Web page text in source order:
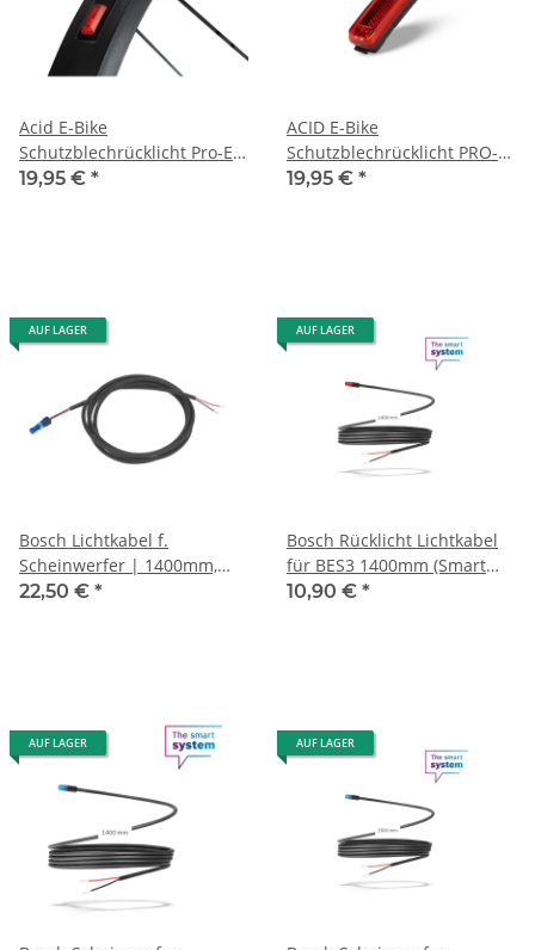
Acid E-Bike
Schutzblechrücklicht Pro-E
(12V) black BES2 altes
19,95 € *
ACID E-Bike
Schutzblechrücklicht PRO-E
SIC Brake BES3 black
19,95 € *
AUF LAGER
Bosch Lichtkabel f.
Scheinwerfer | 1400mm,
betrieben ab 2012
22,50 € *
AUF LAGER
Bosch Rücklicht Lichtkabel
für BES3 1400mm (Smart
System)
10,90 € *
AUF LAGER AUF LAGER